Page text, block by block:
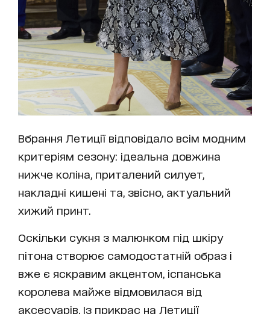
Вбрання Летиції відповідало всім модним
критеріям сезону: ідеальна довжина
нижче коліна, приталений силует,
накладні кишені та, звісно, актуальний
хижий принт.
Оскільки сукня з малюнком під шкіру
пітона створює самодостатній образ і
вже є яскравим акцентом, іспанська
королева майже відмовилася від
аксесуарів. Із прикрас на Летиції